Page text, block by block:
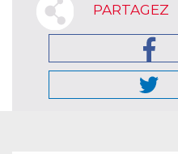
PARTAGEZ